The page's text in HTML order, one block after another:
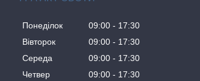
Понеділок 09:00
17:30
Вівторок
09:00
17:30
Середа
09:00
17:30
Четвер
09:00 17:30